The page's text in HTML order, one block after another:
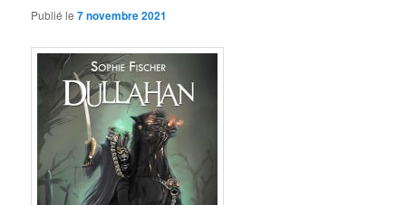
Publié le7 novembre 2021